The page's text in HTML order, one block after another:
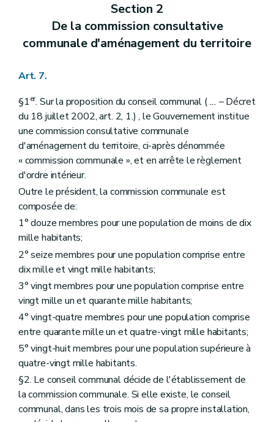
Livre II
Dispositions relatives à l'aménagement du territoire et à l'urbanisme opérationnels
Titre premier Des dispositions générales
Chapitre premier Des sites d'activités économiques à réhabiliter
Art. 168
Art. 169
Art. 170
Art. 171
Chapitre II De la revitalisation urbaine
Art. 172
Chapitre III De la rénovation urbaine
Art. 173
Chapitre IV Des zones d'initiatives privilégiées
Art. 174
Titre II
Chapitre premier Du droit de préemption
Art. 175
Art. 176
Art. 177
Art. 178
Art. 179
Art. 180
Chapitre II De l'expropriation pour cause d'utilité publique
Art. 181
Chapitre III Des sites de réhabilitation paysagère et environnementale
Art. 182
Chapitre IV ( Du Fonds d'aménagement opérationnel et du Fonds d'assainissement des sites d'activité économique à réhabiliter et des sites d'assainissement prioritaire des paysages
Art. 183
Art. 183bis
Chapitre V
Des dispositions financières
Art. 184
Livre III Dispositions relatives au patrimoine
Section 2
De la commission consultative
communale d'aménagement du territoire
Art. 7.
§1er. Sur la proposition du conseil communal (... – Décret
du 18 juillet 2002, art. 2, 1.) , le Gouvernement institue
une commission consultative communale
d'aménagement du territoire, ci-après dénommée
« commission communale », et en arrête le règlement
d'ordre intérieur.
Outre le président, la commission communale est
composée de:
1° douze membres pour une population de moins de dix
mille habitants;
2° seize membres pour une population comprise entre
dix mille et vingt mille habitants;
3° vingt membres pour une population comprise entre
vingt mille un et quarante mille habitants;
4° vingt-quatre membres pour une population comprise
entre quarante mille un et quatre-vingt mille habitants;
5° vingt-huit membres pour une population supérieure à
quatre-vingt mille habitants.
§2. Le conseil communal décide de l'établissement de
la commission communale. Si elle existe, le conseil
communal, dans les trois mois de sa propre installation,